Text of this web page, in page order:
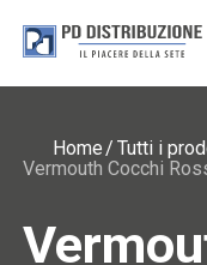
Torna alla
Home Tutti i
Vermouth Cocchi